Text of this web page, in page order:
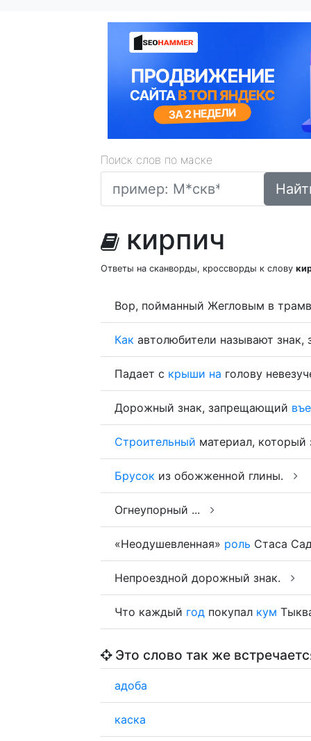
Поиск слов по маске
кирпич
Ответы на сканворды, кроссворды к слову
Вор, пойманный Жегловым в
Как автолюбители называют
Падает с крыши на голову
Дорожный знак, запрещающий
Строительный материал, который
Брусок из обожженной глины.
Огнеупорный ...
«Неодушевленная» роль Стаса
Непроездной дорожный знак.
Что каждый год покупал кум
Это слово так же
адоба
каска